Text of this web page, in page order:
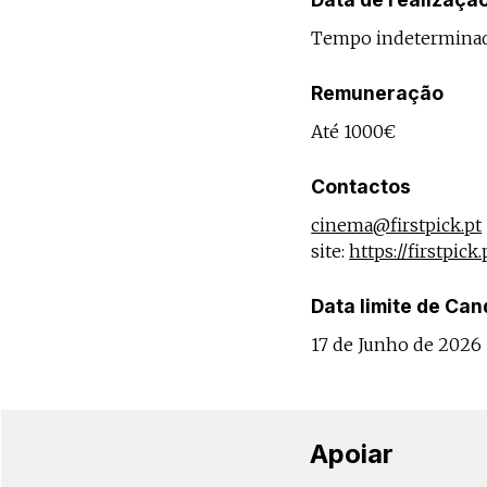
Tempo
Remuneração
Até 1000€
Contactos
cinema@firstpick.pt
site:https://
Data limite de
17 de Junho de 2026
Apoiar